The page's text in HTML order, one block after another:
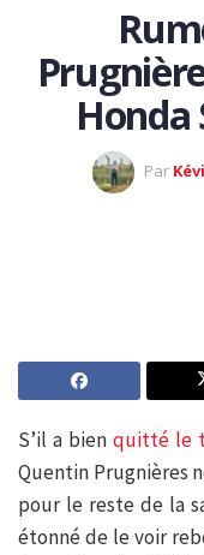
Honda
Par
S’il a bien quitté le
Quentin Prugnières
pour le reste de la
étonné de le voir